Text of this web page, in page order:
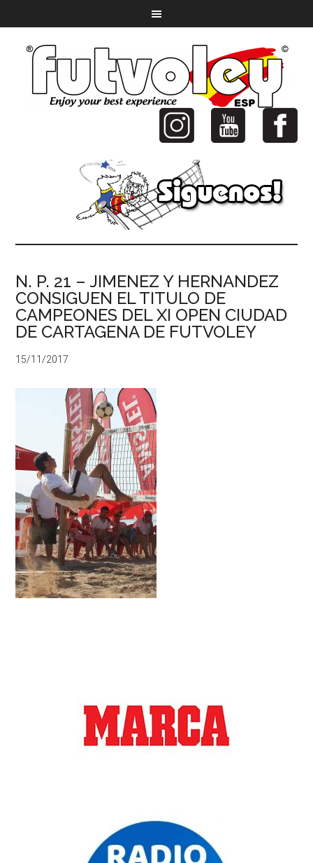
N. P. 21 – JIMENEZ Y HERNANDEZ
CONSIGUEN EL TITULO DE
CAMPEONES DEL XI OPEN CIUDAD
DE CARTAGENA DE FUTVOLEY
15/11/2017